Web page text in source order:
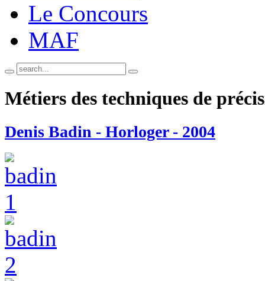
Le Concours
MAF
Métiers des techniques de
Denis Badin - Horloger - 2004